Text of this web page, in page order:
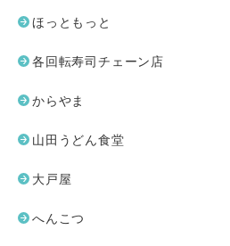
ほっともっと
各回転寿司チェーン店
からやま
山田うどん食堂
大戸屋
へんこつ